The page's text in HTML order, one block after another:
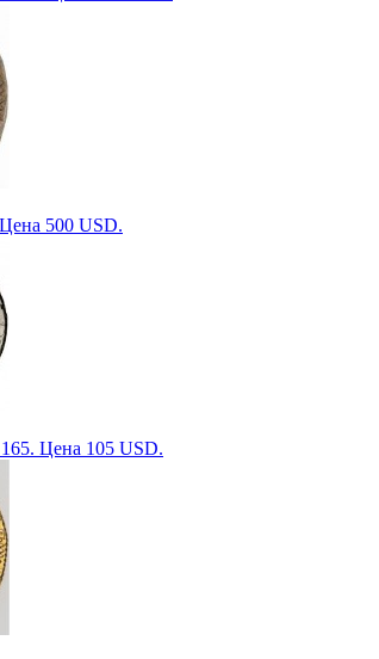
500 USD.
Цена 105 USD.